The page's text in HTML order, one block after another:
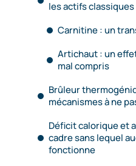
les actifs
Carnitine : un
Artichaut : un
mal compris
Brûleur
mécanismes à ne
Déficit calorique et
cadre sans lequel
fonctionne